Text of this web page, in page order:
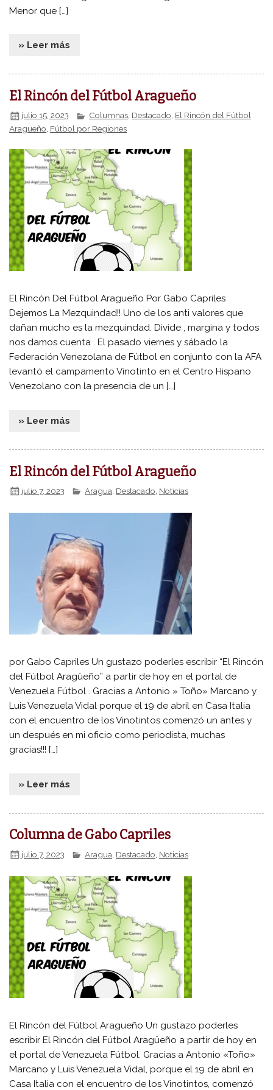
Menor que […]
» Leer más
El Rincón del Fútbol Aragueño
julio 15, 2023 Columnas Destacado El Rincón del Fútbol
Aragueño Fútbol por Regiones
El Rincón Del Fútbol Aragueño Por Gabo Capriles
Dejemos La Mezquindad!! Uno de los anti valores que
dañan mucho es la mezquindad. Divide , margina y todos
nos damos cuenta . El pasado viernes y sábado la
Federación Venezolana de Fútbol en conjunto con la AFA
levantó el campamento Vinotinto en el Centro Hispano
Venezolano con la presencia de un […]
» Leer más
El Rincón del Fútbol Aragueño
julio 7, 2023 Aragua Destacado Noticias
por Gabo Capriles Un gustazo poderles escribir “El Rincón
del Fútbol Aragüeño” a partir de hoy en el portal de
Venezuela Fútbol . Gracias a Antonio » Toño» Marcano y
Luis Venezuela Vidal porque el 19 de abril en Casa Italia
con el encuentro de los Vinotintos comenzó un antes y
un después en mi oficio como periodista, muchas
gracias!!! […]
» Leer más
Columna de Gabo Capriles
julio 7, 2023 Aragua Destacado Noticias
El Rincón del Fútbol Aragueño Un gustazo poderles
escribir El Rincón del Fútbol Aragüeño a partir de hoy en
el portal de Venezuela Fútbol. Gracias a Antonio «Toño»
Marcano y Luis Venezuela Vidal, porque el 19 de abril en
Casa Italia con el encuentro de los Vinotintos, comenzó